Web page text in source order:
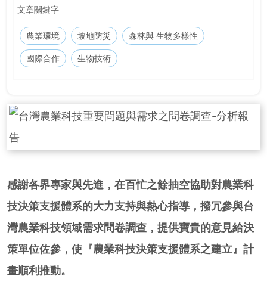
文章關鍵字
農業環境 坡地防災 森林與 生物多樣性
國際合作 生物技術
感謝各界專家與先進，在百忙之餘抽空協助對農業科
技決策支援體系的大力支持與熱心指導，撥冗參與台
灣農業科技領域需求問卷調查，提供寶貴的意見給決
策單位佐參，使『農業科技決策支援體系之建立』計
畫順利推動。